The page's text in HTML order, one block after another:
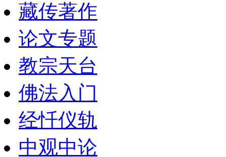
藏传著作
论文专题
教宗天台
佛法入门
经忏仪轨
中观中论